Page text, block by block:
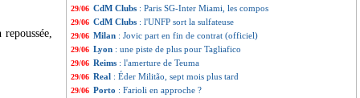
29/06 CdM Clubs : Paris SG-Inter Miami, les compos
29/06 CdM Clubs : l'UNFP sort la sulfateuse
29/06 Milan : Jovic part en fin de contrat (officiel)
29/06 Lyon : une piste de plus pour Tagliafico
29/06 Reims : l'amerture de Teuma
29/06 Real : Éder Militão, sept mois plus tard
29/06 Porto : Farioli en approche ?